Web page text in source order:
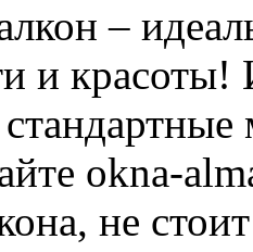
–
и красоты!
okna-
не